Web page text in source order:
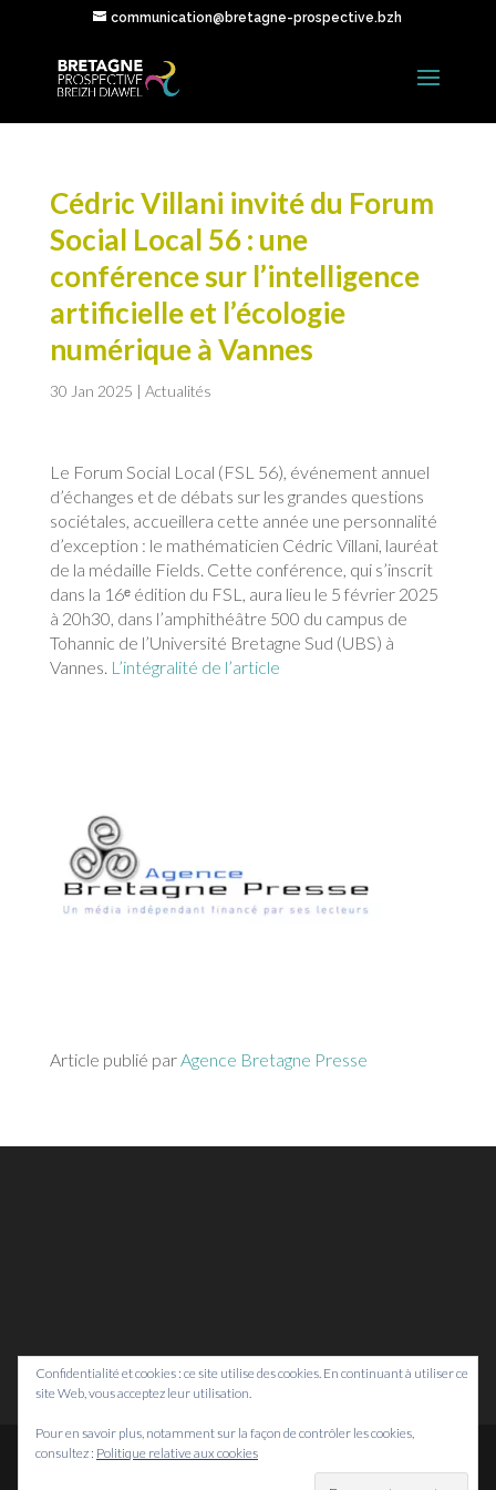
communication@bretagne-prospective.bzh
Cédric Villani invité du Forum
Social Local 56 : une
conférence sur l’intelligence
artificielle et l’écologie
numérique à Vannes
30 Jan 2025 | Actualités
Le Forum Social Local (FSL 56), événement annuel
d’échanges et de débats sur les grandes questions
sociétales, accueillera cette année une personnalité
d’exception : le mathématicien Cédric Villani, lauréat
de la médaille Fields. Cette conférence, qui s’inscrit
dans la 16ᵉ édition du FSL, aura lieu le 5 février 2025
à 20h30, dans l’amphithéâtre 500 du campus de
Tohannic de l’Université Bretagne Sud (UBS) à
Vannes. L’intégralité de l’article
Article publié parAgence Bretagne Presse
Confidentialité et cookies : ce site utilise des cookies. En continuant à utiliser ce
site Web, vous acceptez leur utilisation.
Pour en savoir plus, notamment sur la façon de contrôler les cookies,
consultez : Politique relative aux cookies